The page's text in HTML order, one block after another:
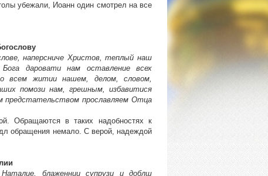
убежали, Иоанн один смотрел на все
наперсниче Христов, теплый наш
даровати нам оставление всех
всем житии нашем, делом, словом,
помози нам, грешным, избавитися
прославляем Отца
Обращаются в таких надобностях к
обращения немало. С верой, надеждой
блаженнии супрузи и доблш